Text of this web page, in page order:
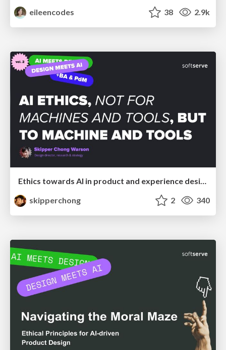
eileencodes
38 2.9k
Ethics towards AI in product and experience design
skipperchong
2 340